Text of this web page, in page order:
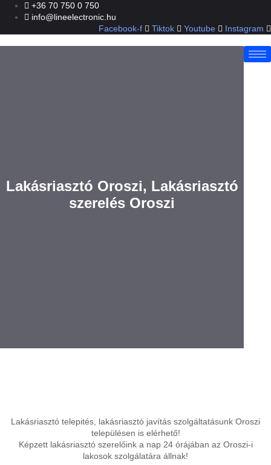
Ugrás
+36 70 750 0 750
info@lineelectronic.hu
Facebook-f
Tiktok Youtube Instagram
Lakásriasztó Oroszi, Lakásriasztó
szerelés Oroszi
Lakásriasztó telepités, lakásriasztó javítás szolgáltatásunk Oroszi
településen is elérhető!
Képzett lakásriasztó szerelőink a nap 24 órájában az Oroszi-i
lakosok szolgálatára állnak!